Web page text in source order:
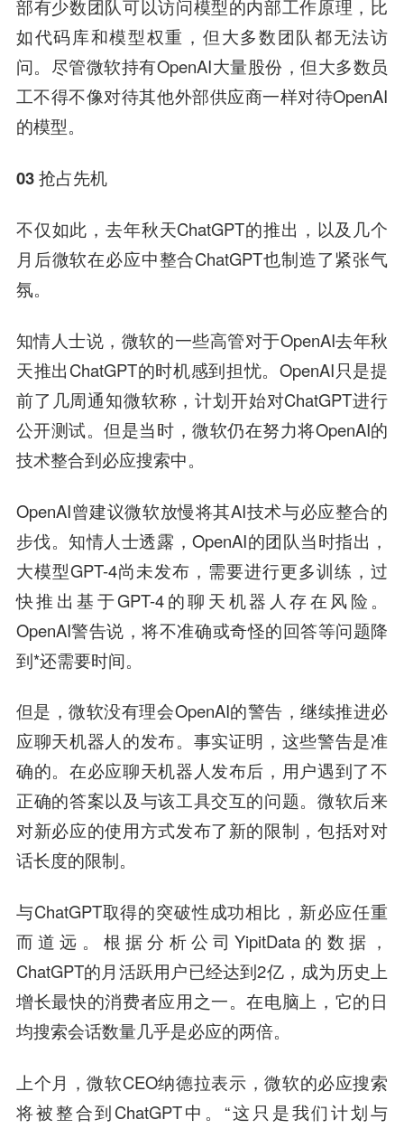
部有少数团队可以访问模型的内部工作原理，比
如代码库和模型权重，但大多数团队都无法访
问。尽管微软持有OpenAI大量股份，但大多数员
工不得不像对待其他外部供应商一样对待OpenAI
的模型。
03 抢占先机
不仅如此，去年秋天ChatGPT的推出，以及几个
月后微软在必应中整合ChatGPT也制造了紧张气
氛。
知情人士说，微软的一些高管对于OpenAI去年秋
天推出ChatGPT的时机感到担忧。OpenAI只是提
前了几周通知微软称，计划开始对ChatGPT进行
公开测试。但是当时，微软仍在努力将OpenAI的
技术整合到必应搜索中。
OpenAI曾建议微软放慢将其AI技术与必应整合的
步伐。知情人士透露，OpenAI的团队当时指出，
大模型GPT-4尚未发布，需要进行更多训练，过
快推出基于GPT-4的聊天机器人存在风险。
OpenAI警告说，将不准确或奇怪的回答等问题降
到*还需要时间。
但是，微软没有理会OpenAI的警告，继续推进必
应聊天机器人的发布。事实证明，这些警告是准
确的。在必应聊天机器人发布后，用户遇到了不
正确的答案以及与该工具交互的问题。微软后来
对新必应的使用方式发布了新的限制，包括对对
话长度的限制。
与ChatGPT取得的突破性成功相比，新必应任重
而道远。根据分析公司YipitData的数据，
ChatGPT的月活跃用户已经达到2亿，成为历史上
增长最快的消费者应用之一。在电脑上，它的日
均搜索会话数量几乎是必应的两倍。
上个月，微软CEO纳德拉表示，微软的必应搜索
将被整合到ChatGPT中。“这只是我们计划与